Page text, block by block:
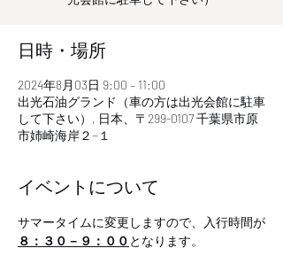
日時・場所
2024年8月03日 9:00 – 11:00
出光石油グランド（車の方は出光会館に駐車
して下さい）, 日本、〒299-0107 千葉県市原
市姉崎海岸２−１
イベントについて
サマータイムに変更しますので、入行時間が
８：３０－９：００ となります。